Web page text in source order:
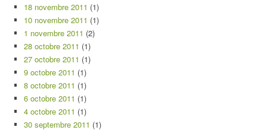
18 novembre 2011 (1)
10 novembre 2011 (1)
1 novembre 2011 (2)
28 octobre 2011 (1)
27 octobre 2011 (1)
9 octobre 2011 (1)
8 octobre 2011 (1)
6 octobre 2011 (1)
4 octobre 2011 (1)
30 septembre 2011 (1)